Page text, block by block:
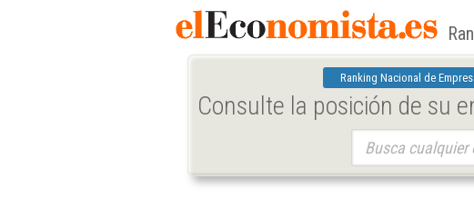
Ranking Nacional de
Consulte la posición de su